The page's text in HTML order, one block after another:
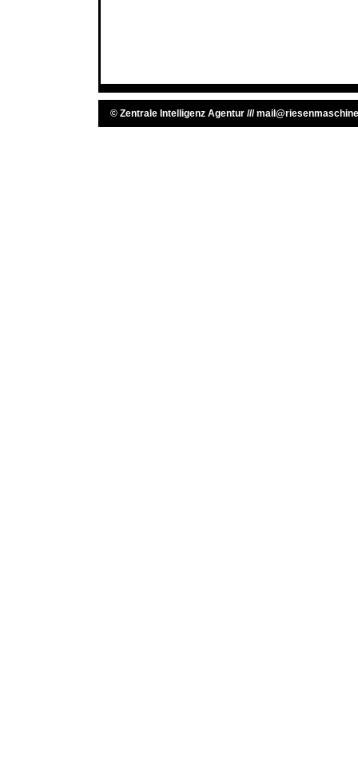
© Zentrale Intelligenz Agentur ///